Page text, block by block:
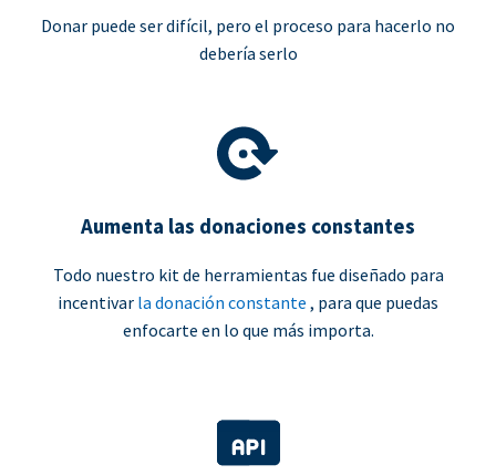
Donar puede ser difícil, pero el proceso para hacerlo no
debería serlo
Aumenta las donaciones constantes
Todo nuestro kit de herramientas fue diseñado para
incentivar la donación constante , para que puedas
enfocarte en lo que más importa.